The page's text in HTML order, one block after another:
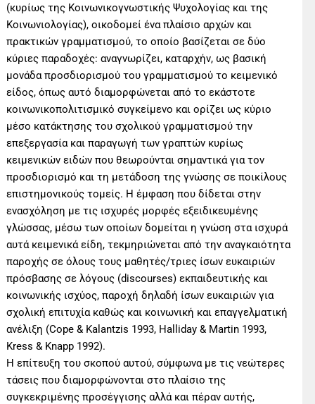
(κυρίως της Κοινωνικoγνωστικής Ψυχολογίας και της
Κοινωνιολογίας), οικοδομεί ένα πλαίσιο αρχών και
πρακτικών γραμματισμού, το οποίο βασίζεται σε δύο
κύριες παραδοχές: αναγνωρίζει, καταρχήν, ως βασική
μονάδα προσδιορισμού του γραμματισμού το κειμενικό
είδος, όπως αυτό διαμορφώνεται από το εκάστοτε
κοινωνικοπολιτισμικό συγκείμενο και ορίζει ως κύριο
μέσο κατάκτησης του σχολικού γραμματισμού την
επεξεργασία και παραγωγή των γραπτών κυρίως
κειμενικών ειδών που θεωρούνται σημαντικά για τον
προσδιορισμό και τη μετάδοση της γνώσης σε ποικίλους
επιστημονικούς τομείς. Η έμφαση που δίδεται στην
ενασχόληση με τις ισχυρές μορφές εξειδικευμένης
γλώσσας, μέσω των οποίων δομείται η γνώση στα ισχυρά
αυτά κειμενικά είδη, τεκμηριώνεται από την αναγκαιότητα
παροχής σε όλους τους μαθητές/τριες ίσων ευκαιριών
πρόσβασης σε λόγους (discourses) εκπαιδευτικής και
κοινωνικής ισχύος, παροχή δηλαδή ίσων ευκαιριών για
σχολική επιτυχία καθώς και κοινωνική και επαγγελματική
ανέλιξη (Cope & Kalantzis 1993, Halliday & Martin 1993,
Kress & Knapp 1992).
Η επίτευξη του σκοπού αυτού, σύμφωνα με τις νεώτερες
τάσεις που διαμορφώνονται στο πλαίσιο της
συγκεκριμένης προσέγγισης αλλά και πέραν αυτής,